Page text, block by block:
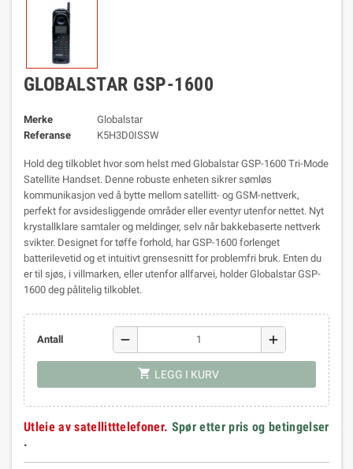
GLOBALSTAR GSP-1600
Merke
Globalstar
Referanse
K5H3D0ISSW
Hold deg tilkoblet hvor som helst med Globalstar GSP-1600 Tri-Mode
Satellite Handset. Denne robuste enheten sikrer sømløs
kommunikasjon ved å bytte mellom satellitt- og GSM-nettverk,
perfekt for avsidesliggende områder eller eventyr utenfor nettet. Nyt
krystallklare samtaler og meldinger, selv når bakkebaserte nettverk
svikter. Designet for tøffe forhold, har GSP-1600 forlenget
batterilevetid og et intuitivt grensesnitt for problemfri bruk. Enten du
er til sjøs, i villmarken, eller utenfor allfarvei, holder Globalstar GSP-
1600 deg pålitelig tilkoblet.
Antall remove add
shopping_cart LEGG I KURV
Utleie av satellitttelefoner. Spør etter pris og betingelser
.